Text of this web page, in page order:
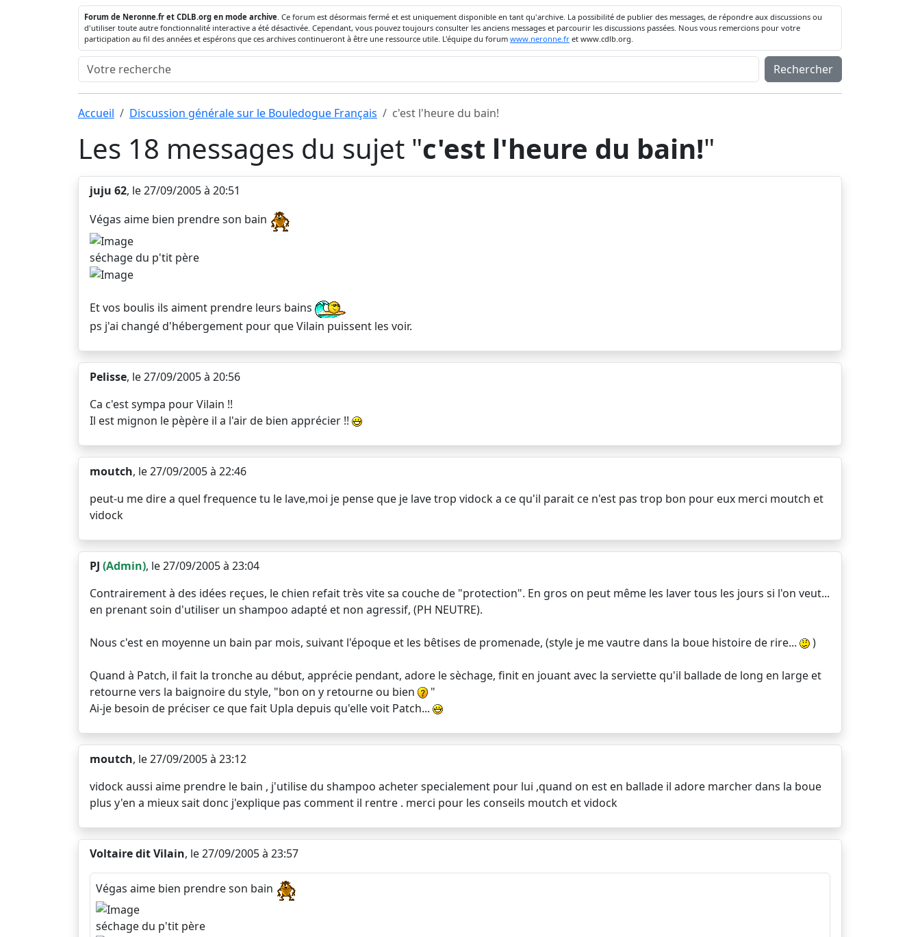
Forum de Neronne.fr et CDLB.org en mode archive. Ce forum est désormais fermé et est uniquement disponible en tant qu'archive. La possibilité de publier des messages, de répondre aux discussions ou
d'utiliser toute autre fonctionnalité interactive a été désactivée. Cependant, vous pouvez toujours consulter les anciens messages et parcourir les discussions passées. Nous vous remercions pour votre
participation au fil des années et espérons que ces archives continueront à être une ressource utile. L'équipe du forum www.neronne.fr et www.cdlb.org.
Rechercher
Accueil Discussion générale sur le Bouledogue Français c'est l'heure du bain!
Les 18 messages du sujet "c'est l'heure du bain!"
juju 62, le 27/09/2005 à 20:51
Végas aime bien prendre son bain
séchage du p'tit père
Et vos boulis ils aiment prendre leurs bains
ps j'ai changé d'hébergement pour que Vilain puissent les voir.
Pelisse, le 27/09/2005 à 20:56
Ca c'est sympa pour Vilain !!
Il est mignon le pèpère il a l'air de bien apprécier !!
moutch, le 27/09/2005 à 22:46
peut-u me dire a quel frequence tu le lave,moi je pense que je lave trop vidock a ce qu'il parait ce n'est pas trop bon pour eux merci moutch et
vidock
PJ (Admin), le 27/09/2005 à 23:04
Contrairement à des idées reçues, le chien refait très vite sa couche de "protection". En gros on peut même les laver tous les jours si l'on veut...
en prenant soin d'utiliser un shampoo adapté et non agressif, (PH NEUTRE).
Nous c'est en moyenne un bain par mois, suivant l'époque et les bêtises de promenade, (style je me vautre dans la boue histoire de rire... )
Quand à Patch, il fait la tronche au début, apprécie pendant, adore le sèchage, finit en jouant avec la serviette qu'il ballade de long en large et
retourne vers la baignoire du style, "bon on y retourne ou bien
"
Ai-je besoin de préciser ce que fait Upla depuis qu'elle voit Patch...
moutch, le 27/09/2005 à 23:12
vidock aussi aime prendre le bain , j'utilise du shampoo acheter specialement pour lui ,quand on est en ballade il adore marcher dans la boue
plus y'en a mieux sait donc j'explique pas comment il rentre . merci pour les conseils moutch et vidock
Voltaire dit Vilain, le 27/09/2005 à 23:57
Végas aime bien prendre son bain
séchage du p'tit père